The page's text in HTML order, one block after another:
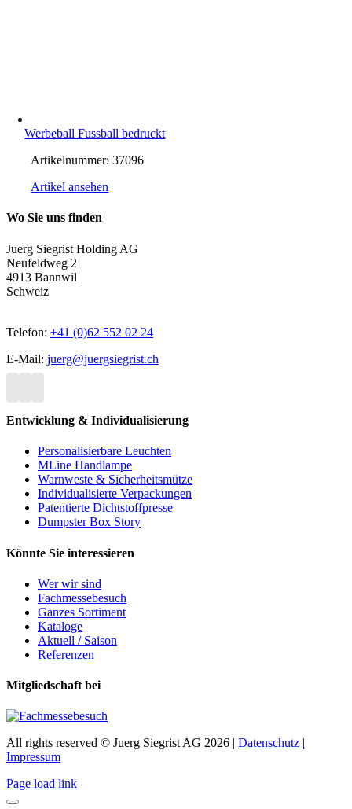
Werbeball Fussball bedruckt
Artikelnummer:37096
Artikel ansehen
Wo Sie uns finden
Juerg Siegrist Holding AG
Neufeldweg 2
4913 Bannwil
Schweiz
Telefon: +41 (0)62 552 02 24
E-Mail: juerg@juergsiegrist.ch
Entwicklung & Individualisierung
Personalisierbare Leuchten
MLine Handlampe
Warnweste & Sicherheitsmütze
Individualisierte Verpackungen
Patentierte Dichtstoffpresse
Dumpster Box Story
Könnte Sie interessieren
Wer wir sind
Fachmessebesuch
Ganzes Sortiment
Kataloge
Aktuell / Saison
Referenzen
Mitgliedschaft bei
All rights reserved © Juerg Siegrist AG 2026 | Datenschutz |
Impressum
Page load link